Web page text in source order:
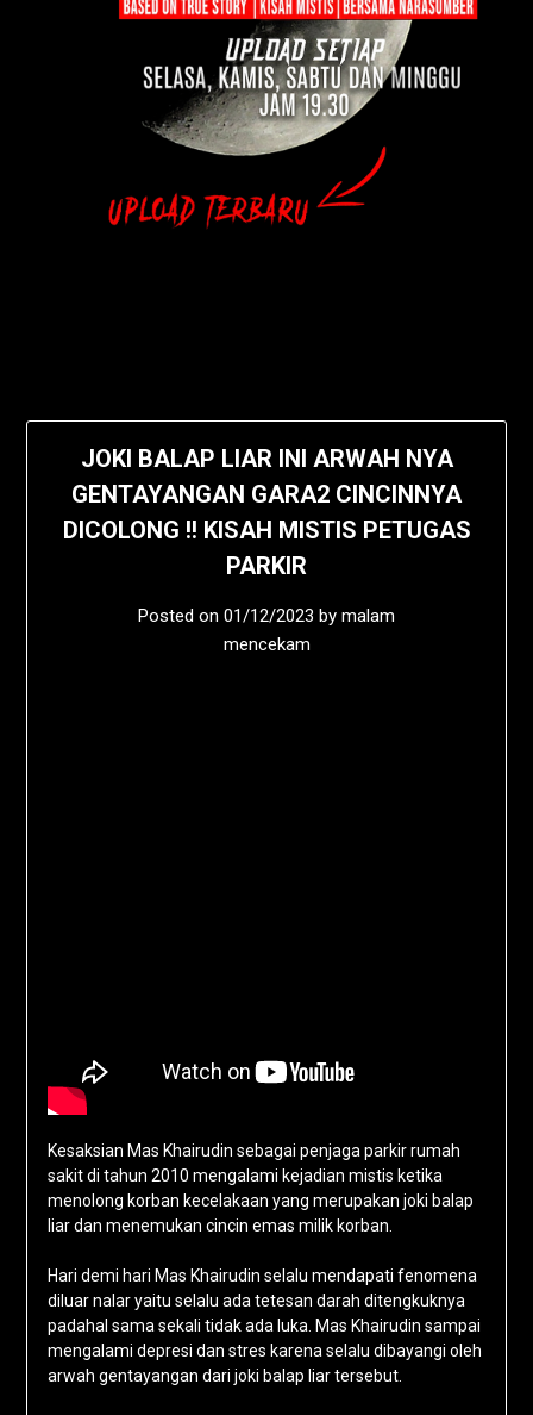
JOKI BALAP LIAR INI ARWAH NYA
GENTAYANGAN GARA2 CINCINNYA
DICOLONG !! KISAH MISTIS PETUGAS
PARKIR
Posted on 01/12/2023 by malam
mencekam
Kesaksian Mas Khairudin sebagai penjaga parkir rumah
sakit di tahun 2010 mengalami kejadian mistis ketika
menolong korban kecelakaan yang merupakan joki balap
liar dan menemukan cincin emas milik korban.
Hari demi hari Mas Khairudin selalu mendapati fenomena
diluar nalar yaitu selalu ada tetesan darah ditengkuknya
padahal sama sekali tidak ada luka. Mas Khairudin sampai
mengalami depresi dan stres karena selalu dibayangi oleh
arwah gentayangan dari joki balap liar tersebut.